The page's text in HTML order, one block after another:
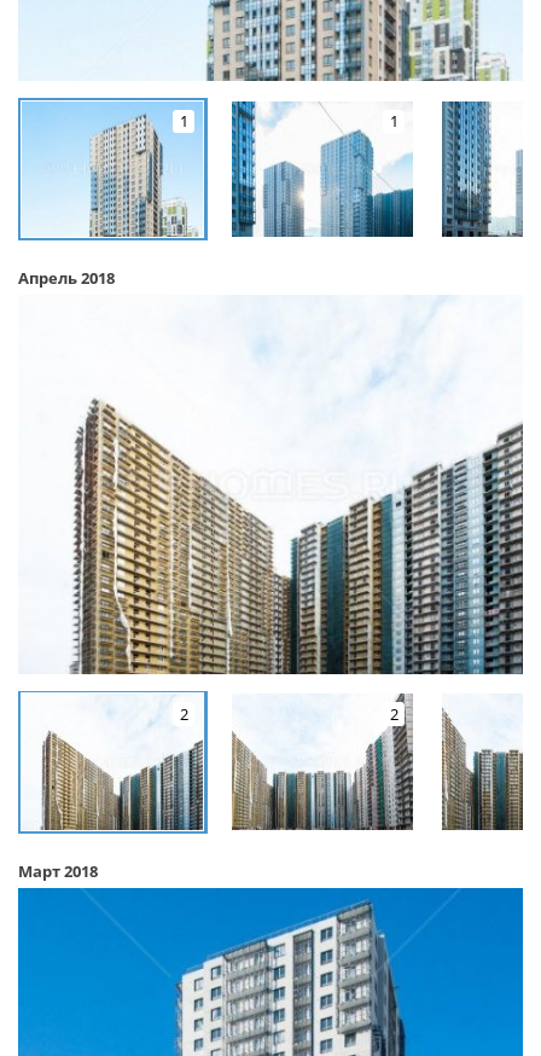
1 1
Апрель 2018
2 2
Март 2018